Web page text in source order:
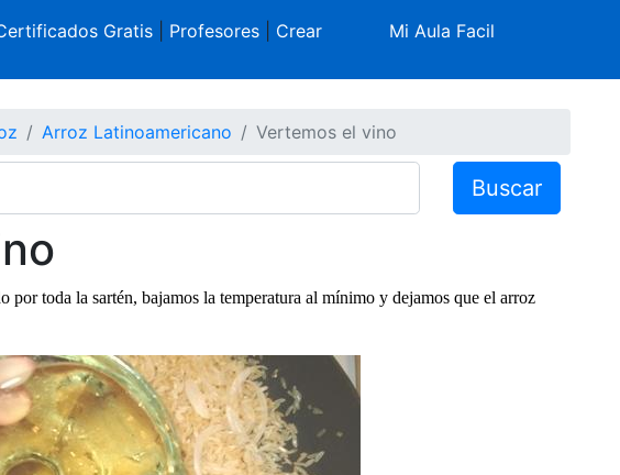
Gratis| Profesores| Crear
Mi Aula Facil
Arroz Latinoamericano Vertemos el vino
Buscar
por toda la sartén, bajamos la temperatura al mínimo y dejamos que el arroz